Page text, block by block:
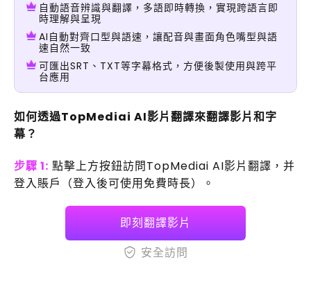
自動語音辨識與翻譯，多語即時轉換，實現跨語言即
時理解與呈現
AI自動對齊口型與語速，讓配音與畫面角色嘴型與語
速自然一致
可匯出SRT、TXT等字幕格式，方便後製使用與跨平
台應用
如何透過TopMediai AI影片翻譯來翻譯影片和字
幕？
步驟 1: 點擊上方按鈕訪問TopMediai AI影片翻譯，并
登入賬戶（登入後可使用免費時長）。
即刻翻譯影片
安全訪問